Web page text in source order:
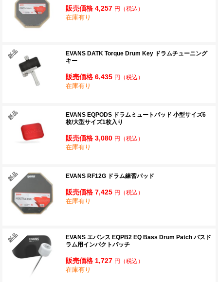
販売価格 4,257 円 （税込）
在庫有り
EVANS DATK Torque Drum Key ドラムチューニング
キー
販売価格 6,435 円 （税込）
在庫有り
EVANS EQPODS ドラムミュートパッド 小型サイズ6
枚/大型サイズ1枚入り
販売価格 3,080 円 （税込）
在庫有り
EVANS RF12G ドラム練習パッド
販売価格 7,425 円 （税込）
在庫有り
EVANS エバンス EQPB2 EQ Bass Drum Patch バスド
ラム用インパクトパッチ
販売価格 1,727 円 （税込）
在庫有り